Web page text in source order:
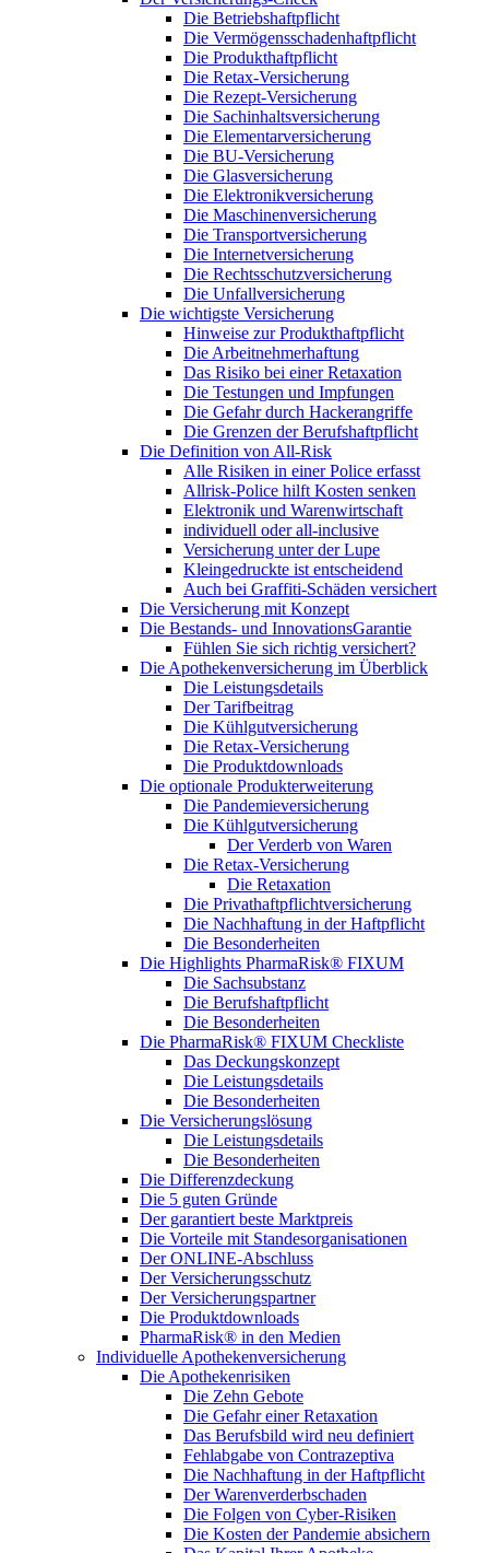
Die Betriebshaftpflicht
Die Vermögensschadenhaftpflicht
Die Produkthaftpflicht
Die Retax-Versicherung
Die Rezept-Versicherung
Die Sachinhaltsversicherung
Die Elementarversicherung
Die BU-Versicherung
Die Glasversicherung
Die Elektronikversicherung
Die Maschinenversicherung
Die Transportversicherung
Die Internetversicherung
Die Rechtsschutzversicherung
Die Unfallversicherung
Die wichtigste Versicherung
Hinweise zur Produkthaftpflicht
Die Arbeitnehmerhaftung
Das Risiko bei einer Retaxation
Die Testungen und Impfungen
Die Gefahr durch Hackerangriffe
Die Grenzen der Berufshaftpflicht
Die Definition von All-Risk
Alle Risiken in einer Police erfasst
Allrisk-Police hilft Kosten senken
Elektronik und Warenwirtschaft
individuell oder all-inclusive
Versicherung unter der Lupe
Kleingedruckte ist entscheidend
Auch bei Graffiti-Schäden versichert
Die Versicherung mit Konzept
Die Bestands- und InnovationsGarantie
Fühlen Sie sich richtig versichert?
Die Apothekenversicherung im Überblick
Die Leistungsdetails
Der Tarifbeitrag
Die Kühlgutversicherung
Die Retax-Versicherung
Die Produktdownloads
Die optionale Produkterweiterung
Die Pandemieversicherung
Die Kühlgutversicherung
Der Verderb von Waren
Die Retax-Versicherung
Die Retaxation
Die Privathaftpflichtversicherung
Die Nachhaftung in der Haftpflicht
Die Besonderheiten
Die Highlights PharmaRisk® FIXUM
Die Sachsubstanz
Die Berufshaftpflicht
Die Besonderheiten
Die PharmaRisk® FIXUM Checkliste
Das Deckungskonzept
Die Leistungsdetails
Die Besonderheiten
Die Versicherungslösung
Die Leistungsdetails
Die Besonderheiten
Die Differenzdeckung
Die 5 guten Gründe
Der garantiert beste Marktpreis
Die Vorteile mit Standesorganisationen
Der ONLINE-Abschluss
Der Versicherungsschutz
Der Versicherungspartner
Die Produktdownloads
PharmaRisk® in den Medien
Individuelle Apothekenversicherung
Die Apothekenrisiken
Die Zehn Gebote
Die Gefahr einer Retaxation
Das Berufsbild wird neu definiert
Fehlabgabe von Contrazeptiva
Die Nachhaftung in der Haftpflicht
Der Warenverderbschaden
Die Folgen von Cyber-Risiken
Die Kosten der Pandemie absichern